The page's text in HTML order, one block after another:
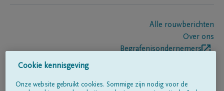
Alle rouwberichten
Over ons
Begrafenisondernemers
Cookie kennisgeving
Onze website gebruikt cookies. Sommige zijn nodig voor de